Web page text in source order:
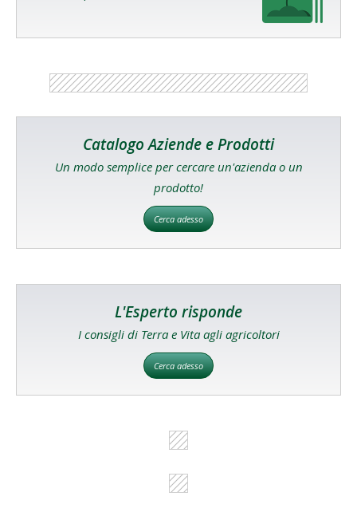
Catalogo Aziende e Prodotti
Un modo semplice per cercare un'azienda o un
prodotto!
Cerca adesso
L'Esperto risponde
I consigli di Terra e Vita agli agricoltori
Cerca adesso